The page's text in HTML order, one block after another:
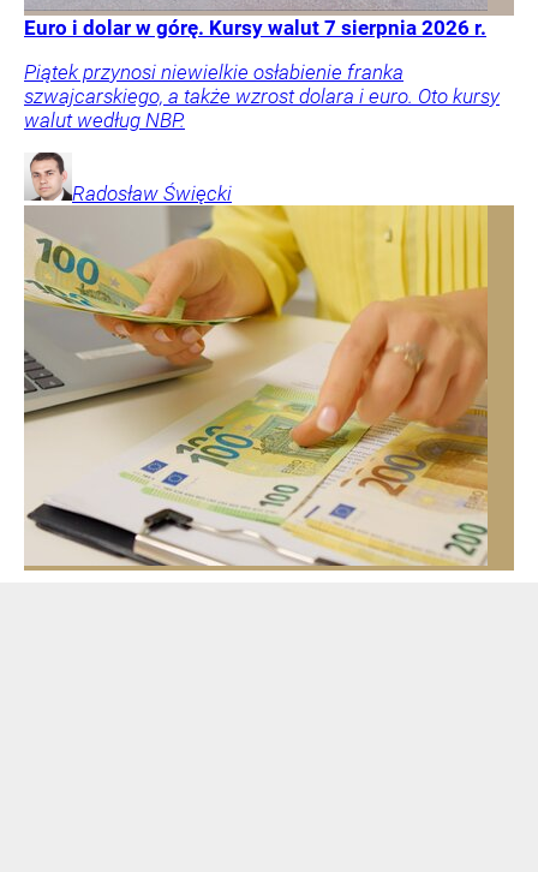
Euro i dolar w górę. Kursy walut 7 sierpnia 2026 r.
Piątek przynosi niewielkie osłabienie franka
szwajcarskiego, a także wzrost dolara i euro. Oto kursy
walut według NBP.
Radosław Święcki